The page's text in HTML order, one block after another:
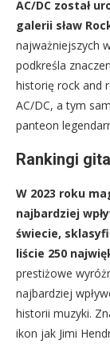
AC/DC został
galerii sław
najważniejszych
podkreśla
historię rock and
AC/DC, a tym
panteon
Rankingi
W 2023 roku
najbardziej
świecie,
liście 250
prestiżowe
najbardziej
historii muzyki.
ikon jak Jimi